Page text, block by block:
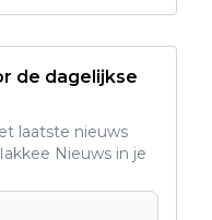
de dagelijkse
laatste nieuws
Nieuws in je